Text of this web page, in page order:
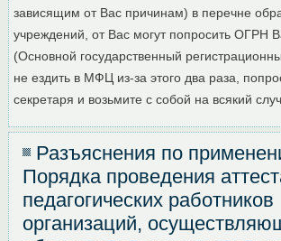
зависящим от Вас причинам) в перечне
учреждений, от Вас могут попросить ОГРН
(Основной государственный
не ездить в МФЦ из-за этого два раза,
секретаря и возьмите с собой на всякий
Разъяснения по
Порядка проведения
педагогических работников
организаций,